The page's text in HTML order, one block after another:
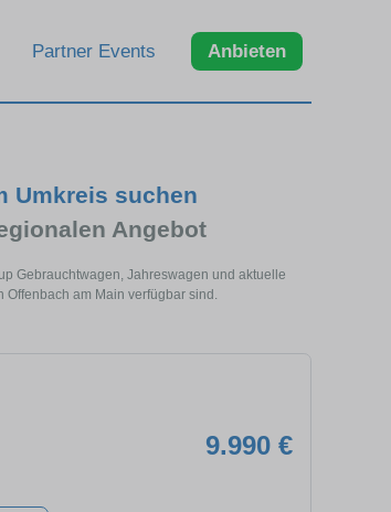
Partner Events Anbieten
Umkreis suchen
Angebot
Gebrauchtwagen, Jahreswagen und aktuelle
am Main verfügbar sind.
9.990 €